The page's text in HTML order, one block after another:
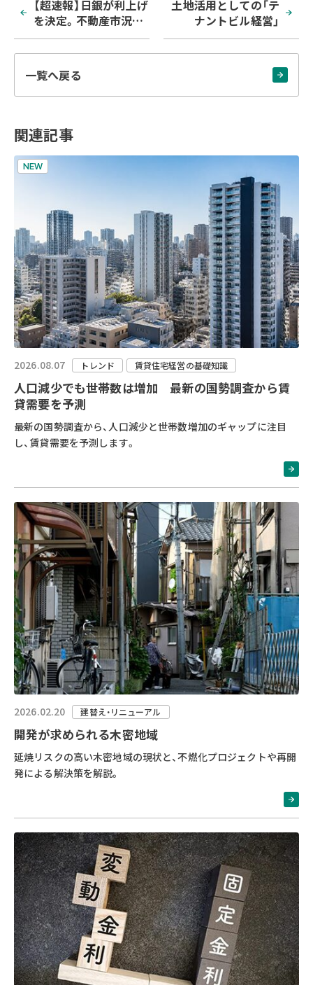
【超速報】日銀が利上げ
を決定。不動産市況と
生活に与える影響は？
土地活用としての「テ
ナントビル経営」
一覧へ戻る
関連記事
NEW
2026.08.07 トレンド 賃貸住宅経営の基礎知識
人口減少でも世帯数は増加 最新の国勢調査から賃
貸需要を予測
最新の国勢調査から、人口減少と世帯数増加のギャップに注目
し、賃貸需要を予測します。
2026.02.20 建替え・リニューアル
開発が求められる木密地域
延焼リスクの高い木密地域の現状と、不燃化プロジェクトや再開
発による解決策を解説。